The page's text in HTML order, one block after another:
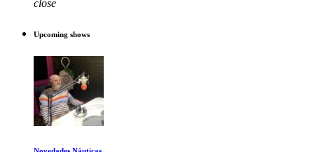
close
Upcoming shows